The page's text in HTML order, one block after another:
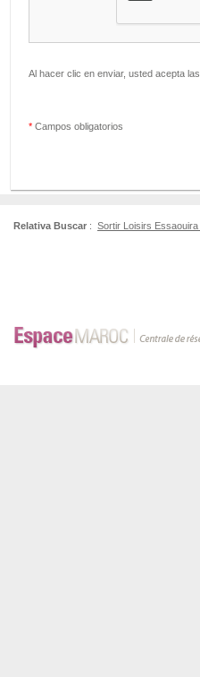
Al hacer clic en enviar, usted acepta las
* Campos obligatorios
Relativa Buscar : Sortir Loisirs Essaouira